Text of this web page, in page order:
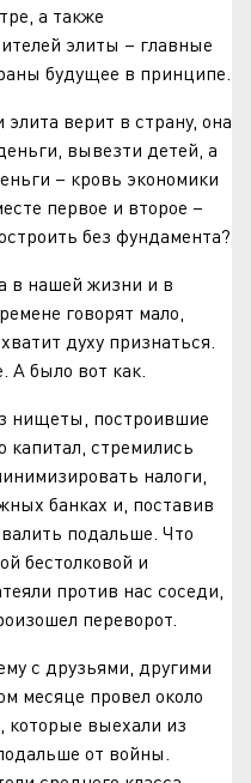
а также
элиты – главные
будущее в принципе.
верит в страну, она
вывезти детей, а
– кровь экономики
первое и второе –
без фундамента?
в нашей жизни и в
говорят мало,
духу признаться.
А было вот как.
нищеты, построившие
капитал, стремились
налоги,
банках и, поставив
подальше. Что
бестолковой и
против нас соседи,
переворот.
с друзьями, другими
месяце провел около
выехали из
от войны.